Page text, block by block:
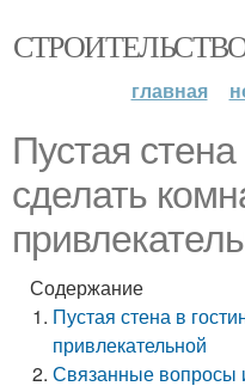
главная
Пустая стена
сделать
Содержание
Пустая стена в
привлекательной
Связанные вопросы